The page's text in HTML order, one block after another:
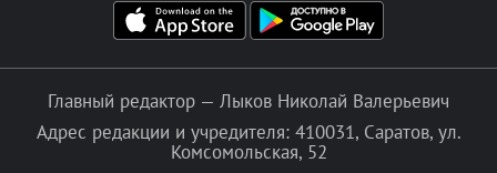
Главный редактор — Лыков Николай Валерьевич
Адрес редакции и учредителя: 410031, Саратов, ул.
Комсомольская, 52